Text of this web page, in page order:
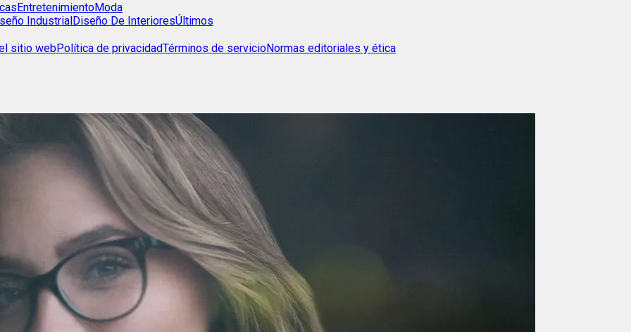
EntretenimientoModa
IndustrialDiseño De InterioresÚltimos
sitio webPolítica de privacidadTérminos de servicioNormas editoriales y ética